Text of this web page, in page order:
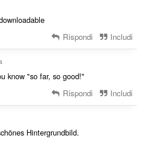
Rispondi Includi
know "so far, so good!"
Rispondi Includi
Hintergrundbild.